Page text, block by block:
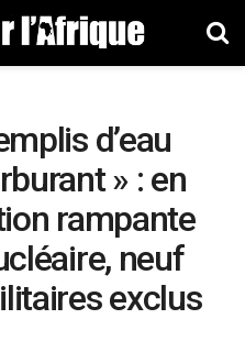
d’eau
» : en
rampante
neuf
exclus